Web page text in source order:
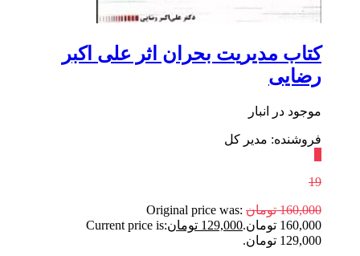
کتاب مدیریت بحران اثر علی اکبر
رضایی
موجود در انبار
فروشنده: مدیر کل
19
160,000 تومان Original price was:
160,000 تومان.
129,000 تومانCurrent price is:
129,000 تومان.